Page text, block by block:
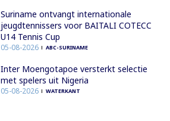
Suriname ontvangt internationale
jeugdtennissers voor BAITALI COTECC
U14 Tennis Cup
05-08-2026 ABC-SURINAME
Inter Moengotapoe versterkt selectie
met spelers uit Nigeria
05-08-2026 WATERKANT